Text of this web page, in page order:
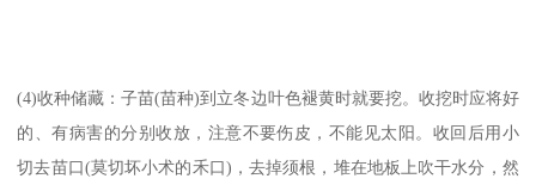
(4)收种储藏：子苗(苗种)到立冬边叶色褪黄时就要挖。收挖时应将好
的、有病害的分别收放，注意不要伤皮，不能见太阳。收回后用小
切去苗口(莫切坏小术的禾口)，去掉须根，堆在地板上吹干水分，然